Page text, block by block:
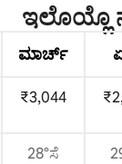
ಇಲೊಯ್ಲೊ
ಮಾರ್ಚ್
₹3,044
28°ಸೆ